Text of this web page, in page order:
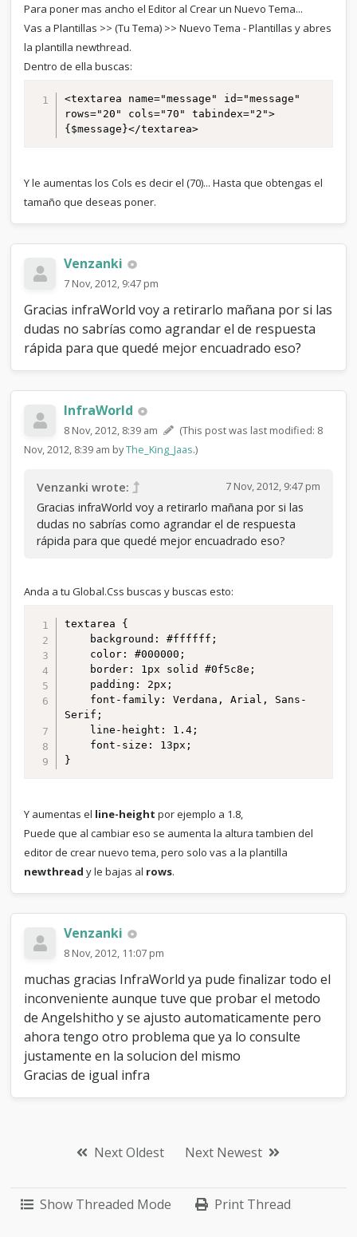
Para poner mas ancho el Editor al Crear un Nuevo Tema...
Vas a Plantillas >> (Tu Tema) >> Nuevo Tema - Plantillas y abres
la plantilla newthread.
Dentro de ella buscas:
<textarea name="message" id="message"
rows="20" cols="70" tabindex="2">
{$message}</textarea>
Y le aumentas los Cols es decir el (70)... Hasta que obtengas el
tamaño que deseas poner.
Venzanki
7 Nov, 2012, 9:47 pm
Gracias infraWorld voy a retirarlo mañana por si las
dudas no sabrías como agrandar el de respuesta
rápida para que quedé mejor encuadrado eso?
InfraWorld
8 Nov, 2012, 8:39 am
(This post was last modified: 8
Nov, 2012, 8:39 am byThe_King_Jaas.)
7 Nov, 2012, 9:47 pm
Venzanki wrote:
Gracias infraWorld voy a retirarlo mañana por si las
dudas no sabrías como agrandar el de respuesta
rápida para que quedé mejor encuadrado eso?
Anda a tu Global.Css buscas y buscas esto:
textarea {
Serif;
}
Y aumentas el line-height por ejemplo a 1.8,
Puede que al cambiar eso se aumenta la altura tambien del
editor de crear nuevo tema, pero solo vas a la plantilla
newthread y le bajas al rows.
Venzanki
8 Nov, 2012, 11:07 pm
muchas gracias InfraWorld ya pude finalizar todo el
inconveniente aunque tuve que probar el metodo
de Angelshitho y se ajusto automaticamente pero
ahora tengo otro problema que ya lo consulte
justamente en la solucion del mismo
Gracias de igual infra
Next Oldest Next Newest
Show Threaded Mode Print Thread